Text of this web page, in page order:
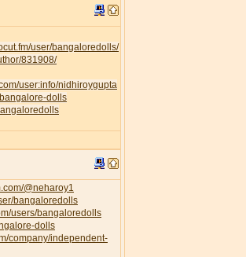
user/bangaloredolls/
831908/
user:info/nidhiroygupta
dolls
@neharoy1
bangaloredolls
users/bangaloredolls
dolls
company/independent-